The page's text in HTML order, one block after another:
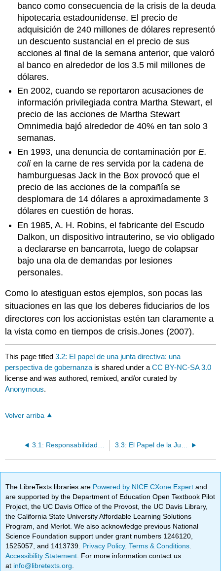
banco como consecuencia de la crisis de la deuda
hipotecaria estadounidense. El precio de
adquisición de 240 millones de dólares representó
un descuento sustancial en el precio de sus
acciones al final de la semana anterior, que valoró
al banco en alrededor de los 3.5 mil millones de
dólares.
En 2002, cuando se reportaron acusaciones de
información privilegiada contra Martha Stewart, el
precio de las acciones de Martha Stewart
Omnimedia bajó alrededor de 40% en tan solo 3
semanas.
En 1993, una denuncia de contaminación porE.
colien la carne de res servida por la cadena de
hamburguesas Jack in the Box provocó que el
precio de las acciones de la compañía se
desplomara de 14 dólares a aproximadamente 3
dólares en cuestión de horas.
En 1985, A. H. Robins, el fabricante del Escudo
Dalkon, un dispositivo intrauterino, se vio obligado
a declararse en bancarrota, luego de colapsar
bajo una ola de demandas por lesiones
personales.
Como lo atestiguan estos ejemplos, son pocas las
situaciones en las que los deberes fiduciarios de los
directores con los accionistas estén tan claramente a
la vista como en tiempos de crisis.Jones (2007).
This page titled3.2: El papel de una junta directiva: una
perspectiva de gobernanza is shared under aCC BY-NC-SA 3.0
license and was authored, remixed, and/or curated by
Anonymous.
Volver arriba
3.1: Responsabilidades de la Junta - El Marco Jurídico 3.3: El Papel de la Junta Directiva - Gobernanza, no Gestión
The LibreTexts libraries are Powered by NICE CXone Expertand
are supported by the Department of Education Open Textbook Pilot
Project, the UC Davis Office of the Provost, the UC Davis Library,
the California State University Affordable Learning Solutions
Program, and Merlot. We also acknowledge previous National
Science Foundation support under grant numbers 1246120,
1525057, and 1413739. Privacy Policy.Terms & Conditions
Accessibility Statement . For more information contact us
at info@libretexts.org